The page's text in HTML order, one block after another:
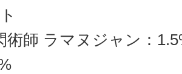
師 ラマヌジャン：